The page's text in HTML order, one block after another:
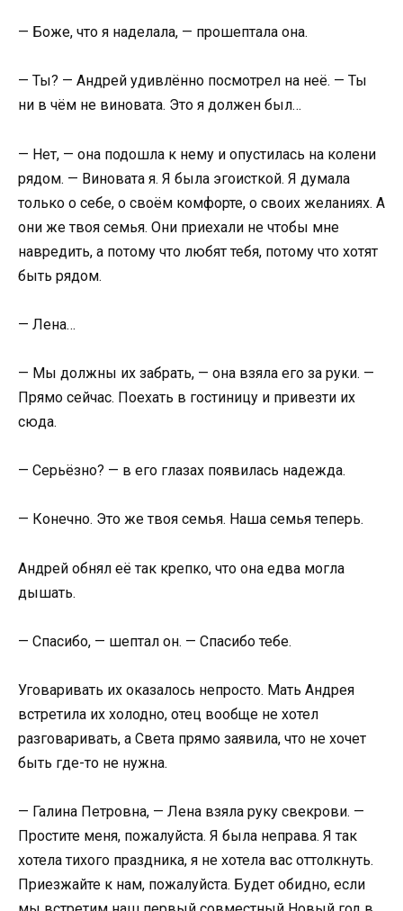
— Боже, что я наделала, — прошептала она.
— Ты? — Андрей удивлённо посмотрел на неё. — Ты
ни в чём не виновата. Это я должен был…
— Нет, — она подошла к нему и опустилась на колени
рядом. — Виновата я. Я была эгоисткой. Я думала
только о себе, о своём комфорте, о своих желаниях. А
они же твоя семья. Они приехали не чтобы мне
навредить, а потому что любят тебя, потому что хотят
быть рядом.
— Лена…
— Мы должны их забрать, — она взяла его за руки. —
Прямо сейчас. Поехать в гостиницу и привезти их
сюда.
— Серьёзно? — в его глазах появилась надежда.
— Конечно. Это же твоя семья. Наша семья теперь.
Андрей обнял её так крепко, что она едва могла
дышать.
— Спасибо, — шептал он. — Спасибо тебе.
Уговаривать их оказалось непросто. Мать Андрея
встретила их холодно, отец вообще не хотел
разговаривать, а Света прямо заявила, что не хочет
быть где-то не нужна.
— Галина Петровна, — Лена взяла руку свекрови. —
Простите меня, пожалуйста. Я была неправа. Я так
хотела тихого праздника, я не хотела вас оттолкнуть.
Приезжайте к нам, пожалуйста. Будет обидно, если